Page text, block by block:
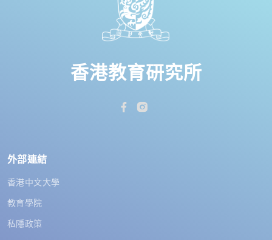
香港教育研究所
外部連結
香港中文大學
教育學院
私隱政策